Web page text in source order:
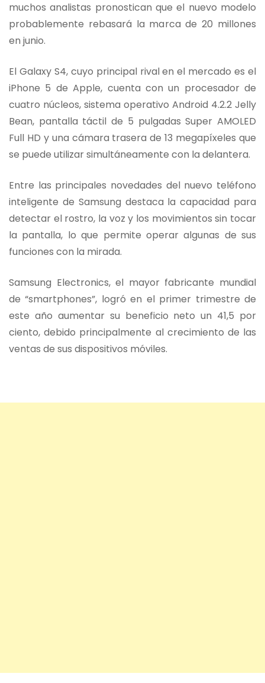
muchos analistas pronostican que el nuevo modelo
probablemente rebasará la marca de 20 millones
en junio.
El Galaxy S4, cuyo principal rival en el mercado es el
iPhone 5 de Apple, cuenta con un procesador de
cuatro núcleos, sistema operativo Android 4.2.2 Jelly
Bean, pantalla táctil de 5 pulgadas Super AMOLED
Full HD y una cámara trasera de 13 megapíxeles que
se puede utilizar simultáneamente con la delantera.
Entre las principales novedades del nuevo teléfono
inteligente de Samsung destaca la capacidad para
detectar el rostro, la voz y los movimientos sin tocar
la pantalla, lo que permite operar algunas de sus
funciones con la mirada.
Samsung Electronics, el mayor fabricante mundial
de “smartphones”, logró en el primer trimestre de
este año aumentar su beneficio neto un 41,5 por
ciento, debido principalmente al crecimiento de las
ventas de sus dispositivos móviles.